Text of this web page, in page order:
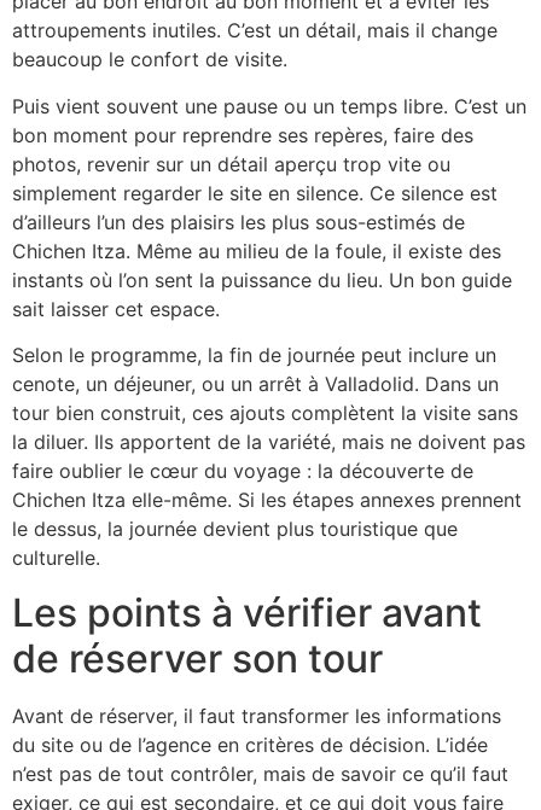
attroupements inutiles. C’est un détail, mais il change
beaucoup le confort de visite.
Puis vient souvent une pause ou un temps libre. C’est un
bon moment pour reprendre ses repères, faire des
photos, revenir sur un détail aperçu trop vite ou
simplement regarder le site en silence. Ce silence est
d’ailleurs l’un des plaisirs les plus sous-estimés de
Chichen Itza. Même au milieu de la foule, il existe des
instants où l’on sent la puissance du lieu. Un bon guide
sait laisser cet espace.
Selon le programme, la fin de journée peut inclure un
cenote, un déjeuner, ou un arrêt à Valladolid. Dans un
tour bien construit, ces ajouts complètent la visite sans
la diluer. Ils apportent de la variété, mais ne doivent pas
faire oublier le cœur du voyage : la découverte de
Chichen Itza elle-même. Si les étapes annexes prennent
le dessus, la journée devient plus touristique que
culturelle.
Les points à vérifier avant
de réserver son tour
Avant de réserver, il faut transformer les informations
du site ou de l’agence en critères de décision. L’idée
n’est pas de tout contrôler, mais de savoir ce qu’il faut
exiger, ce qui est secondaire, et ce qui doit vous faire